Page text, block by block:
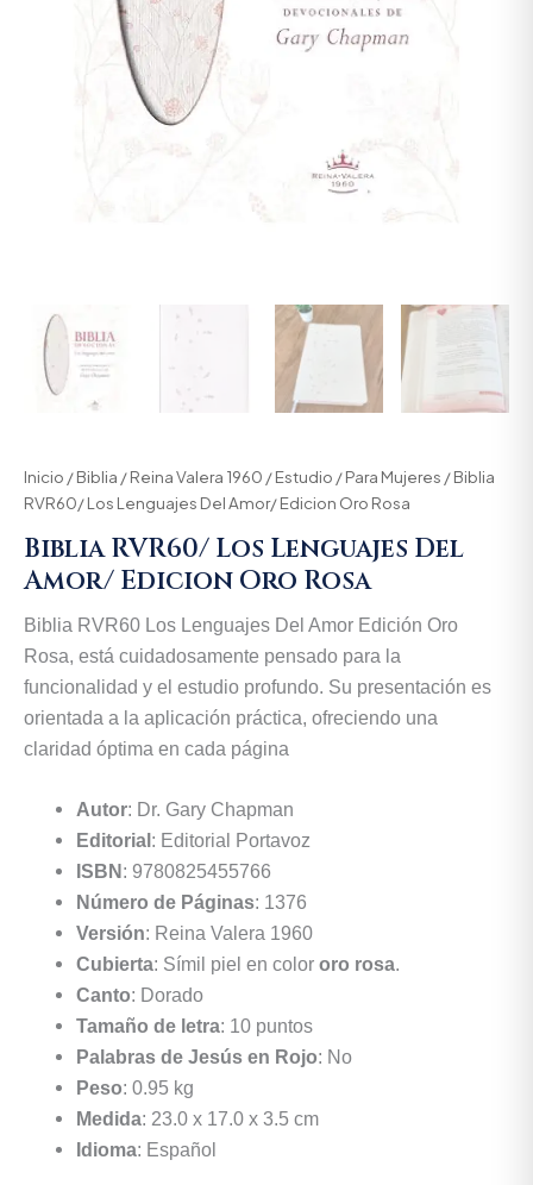
Inicio /Biblia /Reina Valera 1960 /Estudio /Para Mujeres / Biblia
RVR60/ Los Lenguajes Del Amor/ Edicion Oro Rosa
Biblia RVR60/ Los Lenguajes Del
Amor/ Edicion Oro Rosa
Biblia RVR60 Los Lenguajes Del Amor Edición Oro
Rosa, está cuidadosamente pensado para la
funcionalidad y el estudio profundo. Su presentación es
orientada a la aplicación práctica, ofreciendo una
claridad óptima en cada página
Autor: Dr. Gary Chapman
Editorial : Editorial Portavoz
ISBN : 9780825455766
Número de Páginas: 1376
Versión: Reina Valera 1960
Cubierta: Símil piel en color oro rosa.
Canto: Dorado
Tamaño de letra: 10 puntos
Palabras de Jesús en Rojo: No
Peso: 0.95 kg
Medida: 23.0 x 17.0 x 3.5 cm
Idioma: Español